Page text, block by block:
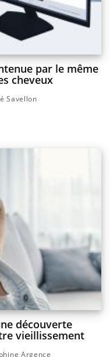
par le même
cheveux
Savellon
découverte
vieillissement
Argence